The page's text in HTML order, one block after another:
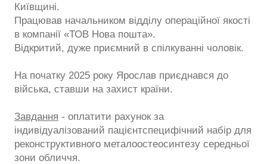
Київщині.
Працював начальником відділу операційної якості
в компанії «ТОВ Нова пошта».
Відкритий, дуже приємний в спілкуванні чоловік.
На початку 2025 року Ярослав приєднався до
війська, ставши на захист країни.
Завдання - оплатити рахунок за
індивідуалізований пацієнтспецифічний набір для
реконструктивного металоостеосинтезу середньої
зони обличчя.